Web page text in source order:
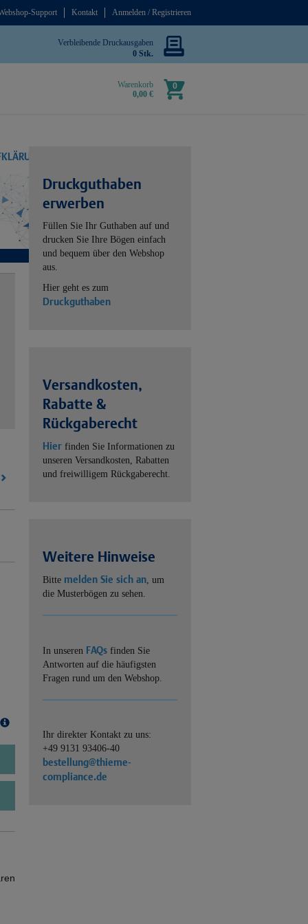
Support Kontakt Anmelden / Registrieren
Verbleibende Druckausgaben
0 Stk.
Warenkorb
0,00 €
0
Druckguthaben
erwerben
Füllen Sie Ihr Guthaben auf und
drucken Sie Ihre Bögen einfach
und bequem über den Webshop
aus.
Hier geht es zum
Druckguthaben
Versandkosten,
Rabatte &
Rückgaberecht
Hier finden Sie Informationen zu
unseren Versandkosten, Rabatten
und freiwilligem Rückgaberecht.
Weitere Hinweise
Bitte melden Sie sich an, um
die Musterbögen zu sehen.
In unseren FAQs finden Sie
Antworten auf die häufigsten
Fragen rund um den Webshop.
Ihr direkter Kontakt zu uns:
+49 9131 93406-40
bestellung@thieme-
compliance.de